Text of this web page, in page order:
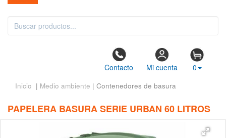
Contacto Mi cuenta 0
Inicio | Medio ambiente | Contenedores de basura
PAPELERA BASURA SERIE URBAN 60 LITROS